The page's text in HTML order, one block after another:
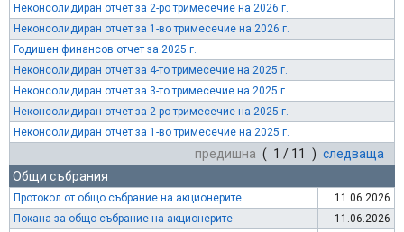
Неконсолидиран отчет за 2-ро тримесечие на 2026 г.
Неконсолидиран отчет за 1-во тримесечие на 2026 г.
Годишен финансов отчет за 2025 г.
Неконсолидиран отчет за 4-то тримесечие на 2025 г.
Неконсолидиран отчет за 3-то тримесечие на 2025 г.
Неконсолидиран отчет за 2-ро тримесечие на 2025 г.
Неконсолидиран отчет за 1-во тримесечие на 2025 г.
предишна ( 1 / 11 ) следваща
Общи събрания
Протокол от общо събрание на акционерите
11.06.2026
Покана за общо събрание на акционерите
11.06.2026